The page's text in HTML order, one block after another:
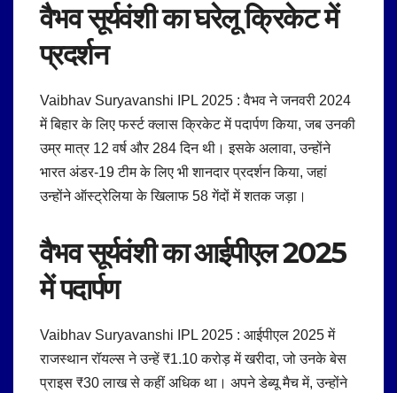
वैभव सूर्यवंशी काघरेलू क्रिकेट में
प्रदर्शन
Vaibhav Suryavanshi IPL 2025 : वैभव ने जनवरी 2024
में बिहार के लिए फर्स्ट क्लास क्रिकेट में पदार्पण किया, जब उनकी
उम्र मात्र 12 वर्ष और 284 दिन थी। इसके अलावा, उन्होंने
भारत अंडर-19 टीम के लिए भी शानदार प्रदर्शन किया, जहां
उन्होंने ऑस्ट्रेलिया के खिलाफ 58 गेंदों में शतक जड़ा।
वैभव सूर्यवंशी काआईपीएल 2025
में पदार्पण
Vaibhav Suryavanshi IPL 2025 : आईपीएल 2025 में
राजस्थान रॉयल्स ने उन्हें ₹1.10 करोड़ में खरीदा, जो उनके बेस
प्राइस ₹30 लाख से कहीं अधिक था। अपने डेब्यू मैच में, उन्होंने